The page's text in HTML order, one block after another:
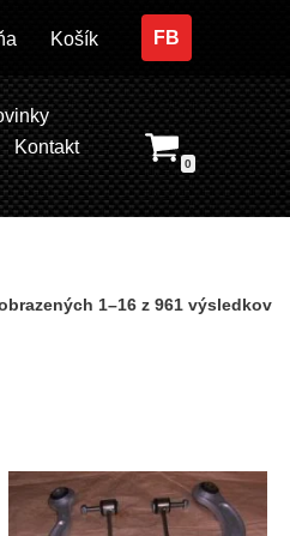
Košík FB
Kontakt
0
1–16 z 961 výsledkov